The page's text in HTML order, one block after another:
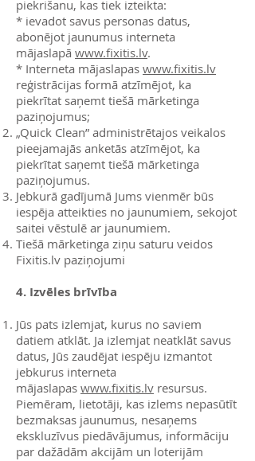
piekrišanu, kas tiek izteikta:
* ievadot savus personas datus,
abonējot jaunumus interneta
mājaslapā www.fixitis.lv.
* Interneta mājaslapas www.fixitis.lv
reģistrācijas formā atzīmējot, ka
piekrītat saņemt tiešā mārketinga
paziņojumus;
„Quick Clean” administrētajos veikalos
pieejamajās anketās atzīmējot, ka
piekrītat saņemt tiešā mārketinga
paziņojumus.
Jebkurā gadījumā Jums vienmēr būs
iespēja atteikties no jaunumiem, sekojot
saitei vēstulē ar jaunumiem.
Tiešā mārketinga ziņu saturu veidos
Fixitis.lv paziņojumi
4. Izvēles brīvība
Jūs pats izlemjat, kurus no saviem
datiem atklāt. Ja izlemjat neatklāt savus
datus, Jūs zaudējat iespēju izmantot
jebkurus interneta
mājaslapas www.fixitis.lv resursus.
Piemēram, lietotāji, kas izlems nepasūtīt
bezmaksas jaunumus, nesaņems
ekskluzīvus piedāvājumus, informāciju
par dažādām akcijām un loterijām